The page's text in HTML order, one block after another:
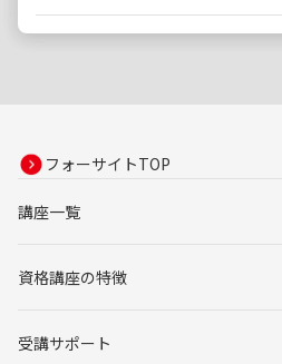
フォーサイトTOP
講座一覧
資格講座の特徴
受講サポート